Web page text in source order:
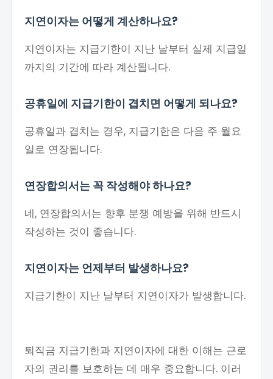
지연이자는 어떻게 계산하나요?
지연이자는 지급기한이 지난 날부터 실제 지급일
까지의 기간에 따라 계산됩니다.
공휴일에 지급기한이 겹치면 어떻게 되나요?
공휴일과 겹치는 경우, 지급기한은 다음 주 월요
일로 연장됩니다.
연장합의서는 꼭 작성해야 하나요?
네, 연장합의서는 향후 분쟁 예방을 위해 반드시
작성하는 것이 좋습니다.
지연이자는 언제부터 발생하나요?
지급기한이 지난 날부터 지연이자가 발생합니다.
퇴직금 지급기한과 지연이자에 대한 이해는 근로
자의 권리를 보호하는 데 매우 중요합니다. 이러